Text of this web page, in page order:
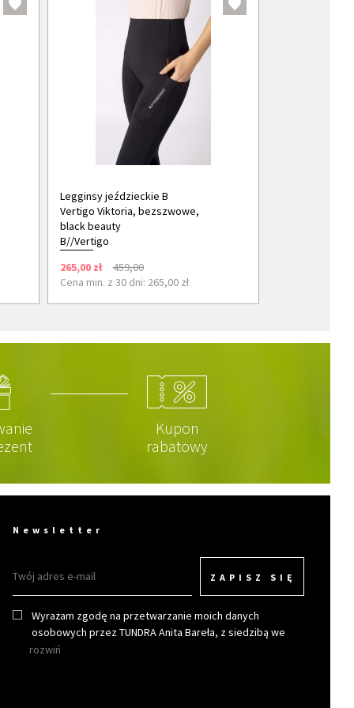
Legginsy jeździeckie B
Vertigo Viktoria, bezszwowe,
black beauty
B//Vertigo
265,00 zł
459,00
Cena min. z 30 dni: 265,00 zł
Kupon
rabatowy
Newsletter
ZAPISZ SIĘ
Wyrażam zgodę na przetwarzanie moich danych
osobowych przez TUNDRA Anita Bareła, z siedzibą we
Wrocławiu w celu otrzymywania newslettera.
rozwiń